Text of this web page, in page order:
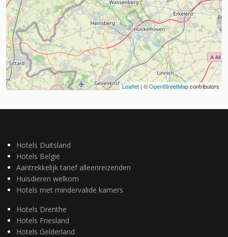
Leaflet | ©OpenStreetMapcontributors
Hotels Duitsland
Hotels België
Aantrekkelijk tarief alleenreizenden
Huisdieren welkom
Hotels met mindervalide kamers
Hotels Drenthe
Hotels Friesland
Hotels Gelderland